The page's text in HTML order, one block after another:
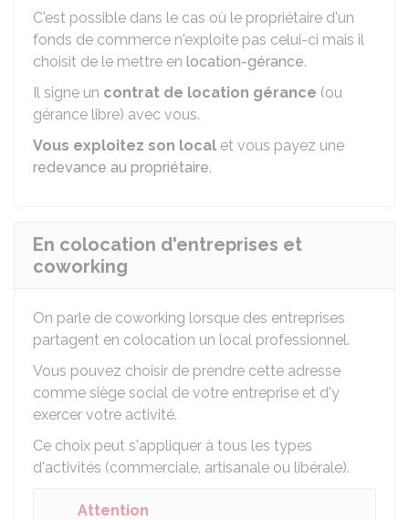
C'est possible dans le cas où le propriétaire d'un
fonds de commerce n'exploite pas celui-ci mais il
choisit de le mettre en location-gérance.
Il signe un contrat de location gérance (ou
gérance libre) avec vous.
Vous exploitez son local et vous payez une
redevance au propriétaire.
En colocation d'entreprises et
coworking
On parle de coworking lorsque des entreprises
partagent en colocation un local professionnel.
Vous pouvez choisir de prendre cette adresse
comme siège social de votre entreprise et d'y
exercer votre activité.
Ce choix peut s'appliquer à tous les types
d'activités (commerciale, artisanale ou libérale).
Attention